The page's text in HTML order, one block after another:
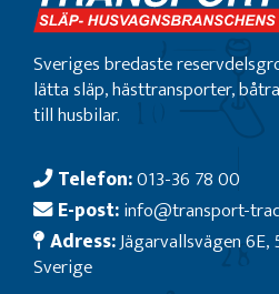
Sveriges bredaste
lätta släp, hästtransporter,
till husbilar.
Telefon:013-36 78 00
E-post:info@transport-
Adress:Jägarvallsvägen
Sverige